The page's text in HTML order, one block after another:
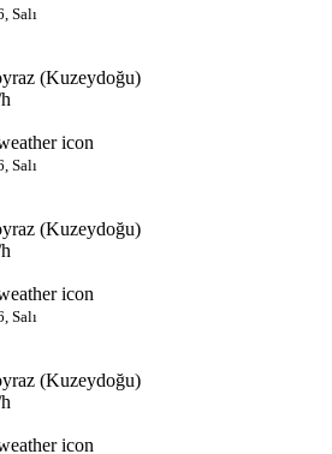
Salı
(Kuzeydoğu)
Salı
(Kuzeydoğu)
Salı
(Kuzeydoğu)